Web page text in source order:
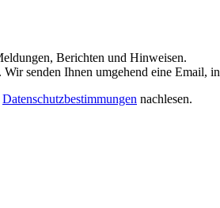
Berichten und Hinweisen.
senden Ihnen umgehend eine Email,
Datenschutzbestimmungen nachlesen.